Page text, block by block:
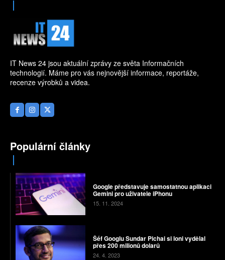
IT News 24 jsou aktuální zprávy ze světa Informačních
technologií. Máme pro vás nejnovější informace, reportáže,
recenze výrobků a videa.
Populární články
Google představuje samostatnou aplikaci
Gemini pro uživatele iPhonu
15. 11. 2024
Šéf Googlu Sundar Pichai si loni vydělal
přes 200 milionů dolarů
24. 4. 2023